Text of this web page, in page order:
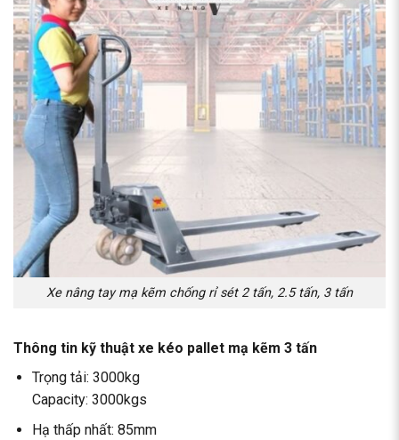
Xe nâng tay mạ kẽm chống rỉ sét 2 tấn, 2.5 tấn, 3 tấn
Thông tin kỹ thuật xe kéo pallet mạ kẽm 3 tấn
Trọng tải: 3000kg
Capacity: 3000kgs
Hạ thấp nhất: 85mm